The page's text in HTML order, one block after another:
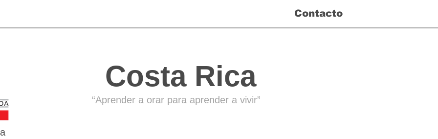
Contacto
Costa Rica
“Aprender a orar para aprender a vivir”